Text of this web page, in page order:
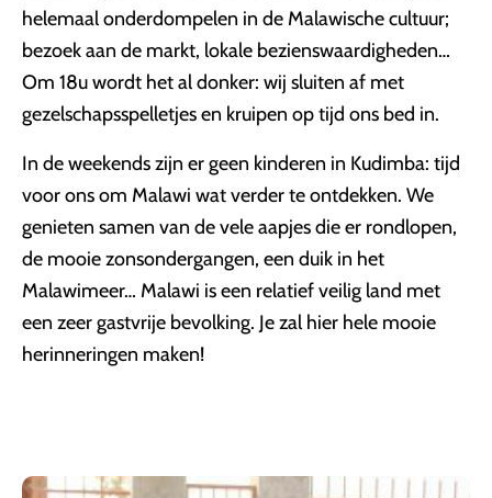
helemaal onderdompelen in de Malawische cultuur;
bezoek aan de markt, lokale bezienswaardigheden…
Om 18u wordt het al donker: wij sluiten af met
gezelschapsspelletjes en kruipen op tijd ons bed in.
In de weekends zijn er geen kinderen in Kudimba: tijd
voor ons om Malawi wat verder te ontdekken. We
genieten samen van de vele aapjes die er rondlopen,
de mooie zonsondergangen, een duik in het
Malawimeer… Malawi is een relatief veilig land met
een zeer gastvrije bevolking. Je zal hier hele mooie
herinneringen maken!